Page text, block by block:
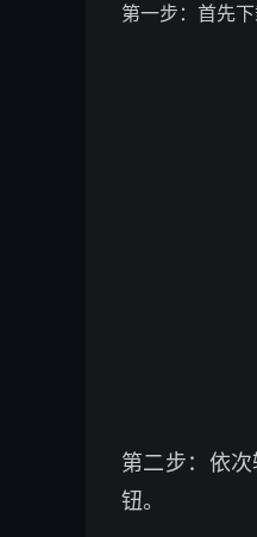
第一步：首先
第二步：依
钮。